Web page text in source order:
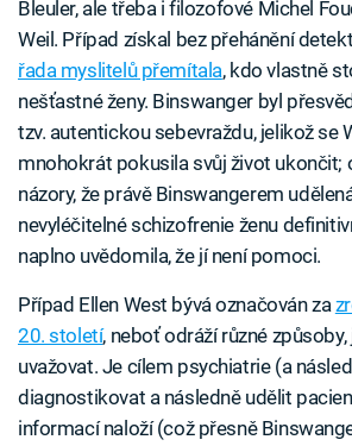
Bleuler, ale třeba i filozofové Michel
Weil. Případ získal bez přehánění
řada myslitelů přemítala, kdo vlastně
nešťastné ženy. Binswanger byl
tzv. autentickou sebevraždu, jelikož se
mnohokrát pokusila svůj život ukončit;
názory, že právě Binswangerem
nevyléčitelné schizofrenie ženu
naplno uvědomila, že jí není pomoci.
Případ Ellen West bývá označován za
20. století, neboť odráží různé
uvažovat. Je cílem psychiatrie (a
diagnostikovat a následně udělit
informací naloží (což přesně